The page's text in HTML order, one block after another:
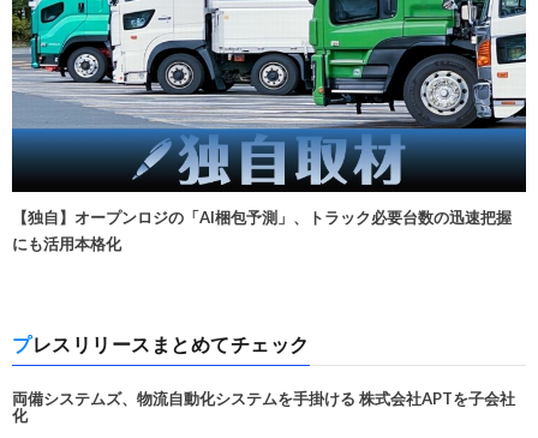
【独自】オープンロジの「AI梱包予測」、トラック必要台数の迅速把握
にも活用本格化
プレスリリースまとめてチェック
両備システムズ、物流自動化システムを手掛ける 株式会社APTを子会社
化